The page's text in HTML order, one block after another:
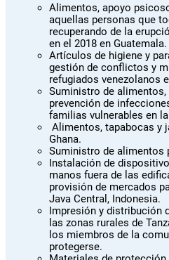
Alimentos, apoyo
aquellas personas que
recuperando de la
en el 2018 en Guatemala.
Artículos de higiene y
gestión de conflictos y
refugiados venezolanos
Suministro de
prevención de
familias vulnerables en
Alimentos, tapabocas y
Ghana.
Suministro de alimentos
Instalación de
manos fuera de las
provisión de mercados
Java Central, Indonesia.
Impresión y distribución
las zonas rurales de
los miembros de la
protegerse.